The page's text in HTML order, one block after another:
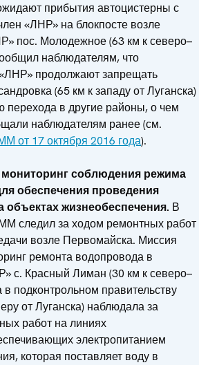
прибытия автоцистерны с
«ЛНР» на блокпосте возле
пос. Молодежное (63 км к северо–
наблюдателям, что
продолжают запрещать
(65 км к западу от Луганска)
перехода в другие районы, о чем
наблюдателям ранее (см.
от 17 октября 2016 года).
соблюдения режима
обеспечения проведения
жизнеобеспечения. В
следил за ходом ремонтных работ
возле Первомайска. Миссия
ремонта водопровода в
с. Красный Лиман (30 км к северо–
в подконтрольном правительству
от Луганска) наблюдала за
работ на линиях
электропитанием
которая поставляет воду в